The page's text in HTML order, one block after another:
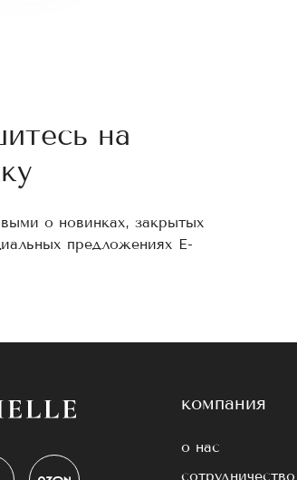
на
о новинках, закрытых
предложениях E-
компания
о нас
сотрудничество